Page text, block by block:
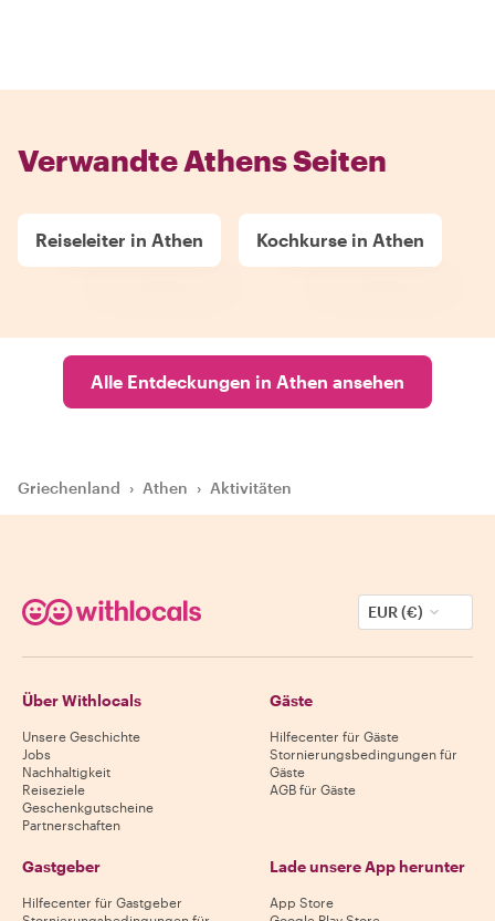
Verwandte Athens Seiten
Reiseleiter in Athen Kochkurse in Athen
Alle Entdeckungen in Athen ansehen
Griechenland › Athen › Aktivitäten
EUR (€)
Über Withlocals
Unsere Geschichte
Jobs
Nachhaltigkeit
Reiseziele
Geschenkgutscheine
Partnerschaften
Gäste
Hilfecenter für Gäste
Stornierungsbedingungen für
Gäste
AGB für Gäste
Gastgeber
Hilfecenter für Gastgeber
Lade unsere App herunter
App Store